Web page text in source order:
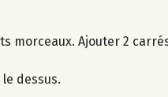
morceaux. Ajouter 2
dessus.